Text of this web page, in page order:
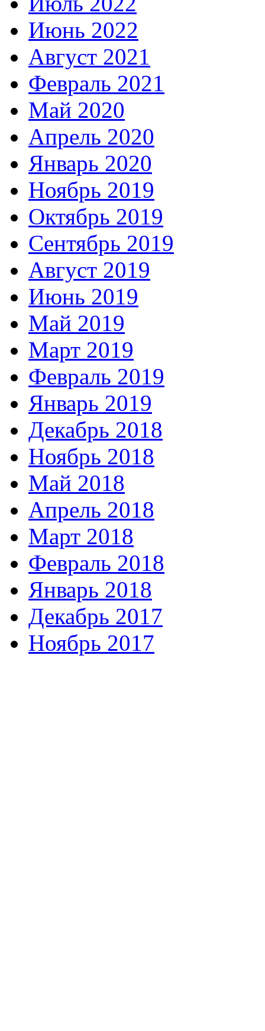
Июнь 2022
Август 2021
Февраль 2021
Май 2020
Апрель 2020
Январь 2020
Ноябрь 2019
Октябрь 2019
Сентябрь 2019
Август 2019
Июнь 2019
Май 2019
Март 2019
Февраль 2019
Январь 2019
Декабрь 2018
Ноябрь 2018
Май 2018
Апрель 2018
Март 2018
Февраль 2018
Январь 2018
Декабрь 2017
Ноябрь 2017